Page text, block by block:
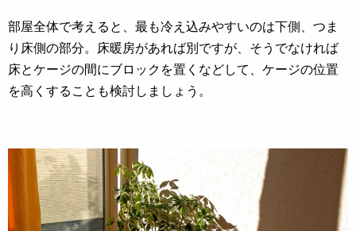
部屋全体で考えると、最も冷え込みやすいのは下側、つま
り床側の部分。床暖房があれば別ですが、そうでなければ
床とケージの間にブロックを置くなどして、ケージの位置
を高くすることも検討しましょう。